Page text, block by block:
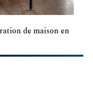
de maison en